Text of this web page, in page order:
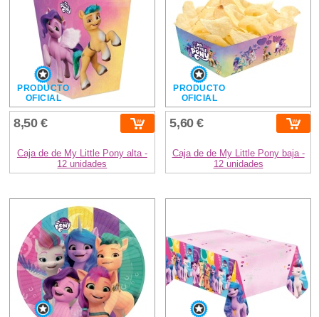
PRODUCTO
OFICIAL
8,50 €
Caja de de My Little Pony alta -
12 unidades
PRODUCTO
OFICIAL
5,60 €
Caja de de My Little Pony baja -
12 unidades